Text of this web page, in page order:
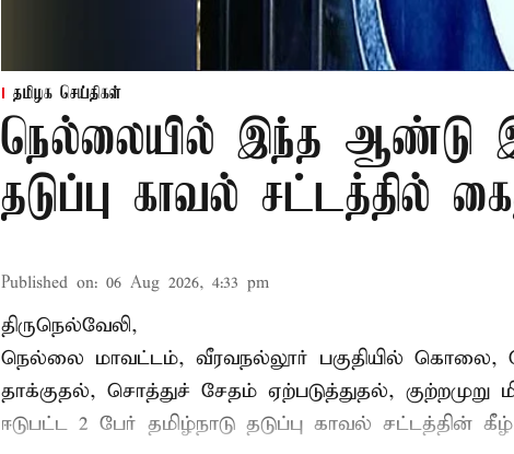
தமிழக செய்திகள்
நெல்லையில் இந்த ஆண்டு
தடுப்பு காவல் சட்டத்தில்
Published on: 06 Aug 2026, 4:33 pm
திருநெல்வேலி,
நெல்லை மாவட்டம், வீரவநல்லூர் பகுதியில்
தாக்குதல், சொத்துச் சேதம் ஏற்படுத்துதல், குற்றமுறு
ஈடுபட்ட 2 பேர் தமிழ்நாடு தடுப்பு காவல் சட்டத்தின் கீழ்